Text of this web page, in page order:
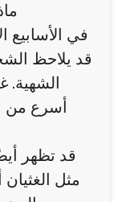
في
قد يلاحظ
الشهية.
أسرع من
قد تظهر
مثل